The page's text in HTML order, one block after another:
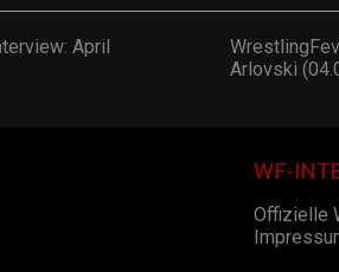
April
Arlovski
WF-
Offizielle